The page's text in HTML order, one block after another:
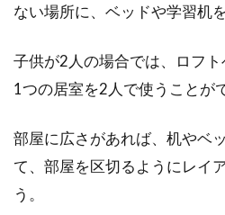
ない場所に、ベッドや学習机
子供が2人の場合では、ロフト
1つの居室を2人で使うことが
部屋に広さがあれば、机やベ
て、部屋を区切るようにレイ
う。